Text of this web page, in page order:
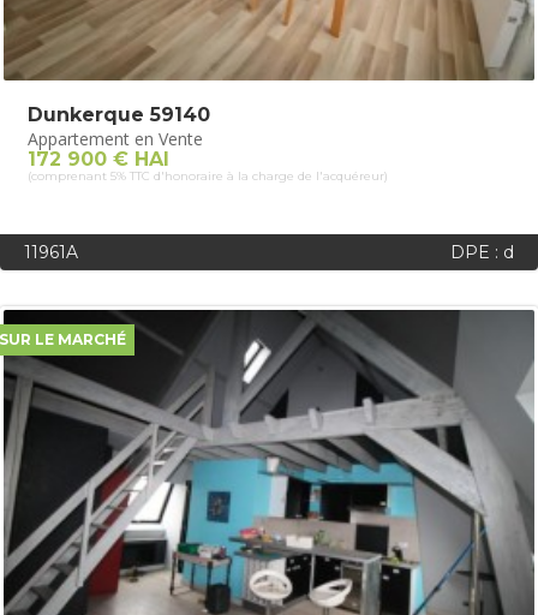
Dunkerque 59140
Appartement en Vente
172 900 € HAI
(comprenant 5% TTC d'honoraire à la charge de l'acquéreur)
11961A DPE : d
SUR LE MARCHÉ